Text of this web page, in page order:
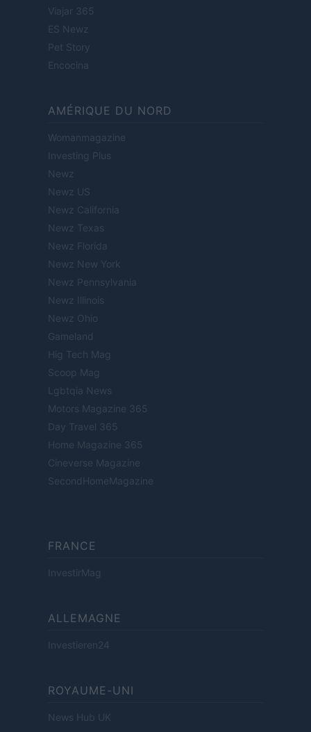
Viajar 365
ES Newz
Pet Story
Encocina
AMÉRIQUE DU NORD
Womanmagazine
Investing Plus
Newz
Newz US
Newz California
Newz Texas
Newz Florida
Newz New York
Newz Pennsylvania
Newz Illinois
Newz Ohio
Gameland
Hig Tech Mag
Scoop Mag
Lgbtqia News
Motors Magazine 365
Day Travel 365
Home Magazine 365
Cineverse Magazine
SecondHomeMagazine
FRANCE
InvestirMag
ALLEMAGNE
Investieren24
ROYAUME-UNI
News Hub UK